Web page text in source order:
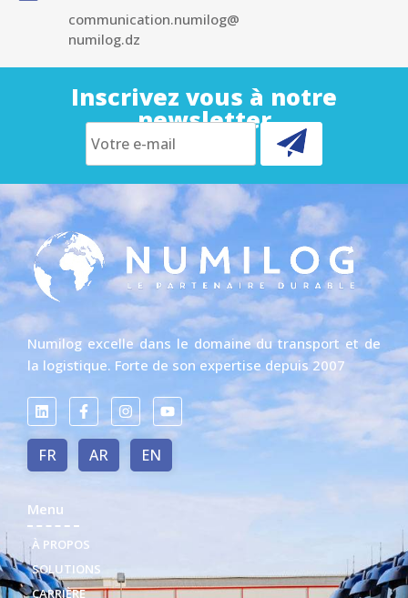
communication.numilog@
numilog.dz
Inscrivez vous à notre
newsletter
Numilog excelle dans le domaine du transport et de
la logistique. Forte de son expertise depuis 2007
FR AR EN
Menu
À PROPOS
SOLUTIONS
CARRIÈRE